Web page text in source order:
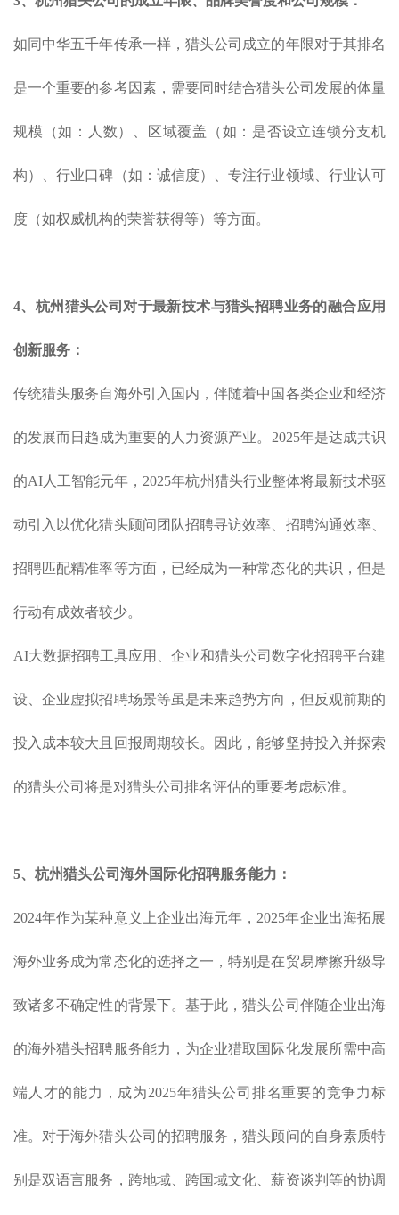
如同中华五千年传承一样，猎头公司成立的年限对于其排名
是一个重要的参考因素，需要同时结合猎头公司发展的体量
规模（如：人数）、区域覆盖（如：是否设立连锁分支机
构）、行业口碑（如：诚信度）、专注行业领域、行业认可
度（如权威机构的荣誉获得等）等方面。
4、 杭州猎头公司对于最新技术与猎头招聘业务的融合应用
创新服务 ：
传统猎头服务自海外引入国内，伴随着中国各类企业和经济
的发展而日趋成为重要的人力资源产业。2025年是达成共识
的AI人工智能元年，2025年杭州猎头行业整体将最新技术驱
动引入以优化猎头顾问团队招聘寻访效率、招聘沟通效率、
招聘匹配精准率等方面，已经成为一种常态化的共识，但是
行动有成效者较少。
AI大数据招聘工具应用、企业和猎头公司数字化招聘平台建
设、企业虚拟招聘场景等虽是未来趋势方向，但反观前期的
投入成本较大且回报周期较长。因此，能够坚持投入并探索
的猎头公司将是对猎头公司排名评估的重要考虑标准。
5、 杭州猎头公司海外国际化招聘服务能力 ：
2024年作为某种意义上企业出海元年，2025年企业出海拓展
海外业务成为常态化的选择之一，特别是在贸易摩擦升级导
致诸多不确定性的背景下。基于此，猎头公司伴随企业出海
的海外猎头招聘服务能力，为企业猎取国际化发展所需中高
端人才的能力，成为2025年猎头公司排名重要的竞争力标
准。对于海外猎头公司的招聘服务，猎头顾问的自身素质特
别是双语言服务，跨地域、跨国域文化、薪资谈判等的协调